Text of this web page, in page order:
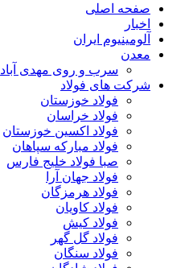
صفحه اصلی
اخبار
آلومینیوم ایران
معدن
سرب و روی مهدی آباد
شرکت های فولاد
فولاد خوزستان
فولاد خراسان
فولاد اکسین خوزستان
فولاد مبارکه سپاهان
صبا فولاد خلیج فارس
فولاد جهان آرا
فولاد هرمزگان
فولاد کاویان
فولاد کیش
فولاد گل گهر
فولاد سنگان